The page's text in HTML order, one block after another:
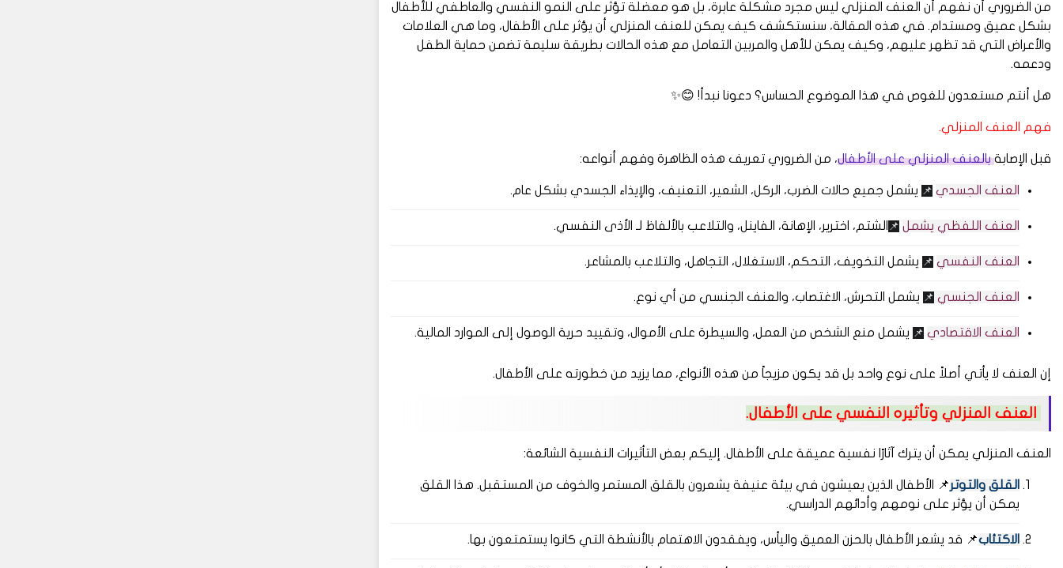
من الضروري أن نفهم أن العنف المنزلي ليس مجرد مشكلة عابرة، بل هو معضلة تؤثر على النمو النفسي والعاطفي للأطفال
بشكل عميق ومستدام. في هذه المقالة، سنستكشف كيف يمكن للعنف المنزلي أن يؤثر على الأطفال، وما هي العلامات
والأعراض التي قد تظهر عليهم، وكيف يمكن للأهل والمربين التعامل مع هذه الحالات بطريقة سليمة تضمن حماية الطفل
ودعمه.
هل أنتم مستعدون للغوص في هذا الموضوع الحساس؟ دعونا نبدأ! 😊✨
فهم العنف المنزلي.
قبل الإصابةبالعنف المنزلي على الأطفال، من الضروري تعريف هذه الظاهرة وفهم أنواعه:
العنف الجسدي 📌 يشمل جميع حالات الضرب، الركل، الشعير، التعنيف، والإيذاء الجسدي بشكل عام.
العنف اللفظي يشمل 📌 الشتم، اخترير، الإهانة، الفاينل، والتلاعب بالألفاظ لـ الأذى النفسي.
العنف النفسي 📌 يشمل التخويف، التحكم، الاستغلال، التجاهل، والتلاعب بالمشاعر.
العنف الجنسي 📌 يشمل التحرش، الاغتصاب، والعنف الجنسي من أي نوع.
العنف الاقتصادي 📌 يشمل منع الشخص من العمل، والسيطرة على الأموال، وتقييد حرية الوصول إلى الموارد المالية.
إن العنف لا يأتي أصلاً على نوع واحد بل قد يكون مزيجاً من هذه الأنواع، مما يزيد من خطورته على الأطفال.
العنف المنزلي وتأثيره النفسي على الأطفال.
العنف المنزلي يمكن أن يترك آثارًا نفسية عميقة على الأطفال. إليكم بعض التأثيرات النفسية الشائعة:
القلق والتوتر📌 الأطفال الذين يعيشون في بيئة عنيفة يشعرون بالقلق المستمر والخوف من المستقبل. هذا القلق
يمكن أن يؤثر على نومهم وأدائهم الدراسي.
الاكتئاب📌 قد يشعر الأطفال بالحزن العميق واليأس، ويفقدون الاهتمام بالأنشطة التي كانوا يستمتعون بها.